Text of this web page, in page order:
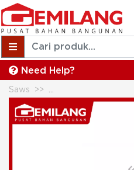
Need Help?
Saws
Previous